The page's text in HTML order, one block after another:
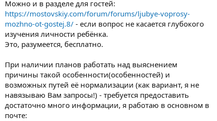
Можно и в разделе для гостей:
https://mostovskiy.com/forum/forums/ljubye-voprosy-
mozhno-ot-gostej.8/ - если вопрос не касается глубокого
изучения личности ребёнка.
Это, разумеется, бесплатно.
При наличии планов работать над выяснением
причины такой особенности(особенностей) и
возможных путей её нормализации (как вариант, я не
навязываю Вам запросы!) - требуется предоставить
достаточно много информации, я работаю в основном в
почте: